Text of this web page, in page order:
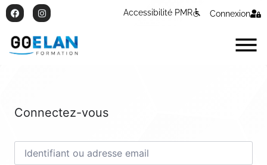
Accessibilité PMR Connexion
Connectez-vous